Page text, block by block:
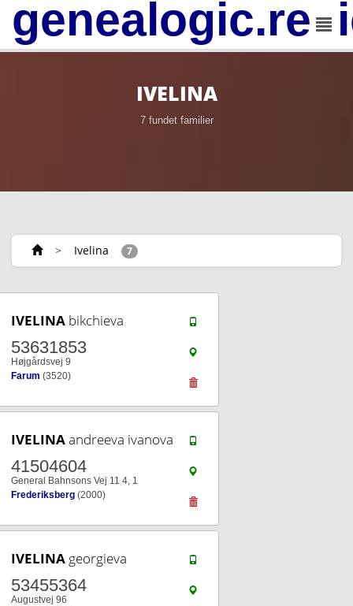
IVELINA
7 fundet familier
> Ivelina 7
IVELINA bikchieva
53631853
Højgårdsvej 9
Farum (3520)
IVELINAandreeva ivanova
41504604
General Bahnsons Vej 11 4, 1
Frederiksberg (2000)
IVELINA georgieva
53455364
Augustvej 96